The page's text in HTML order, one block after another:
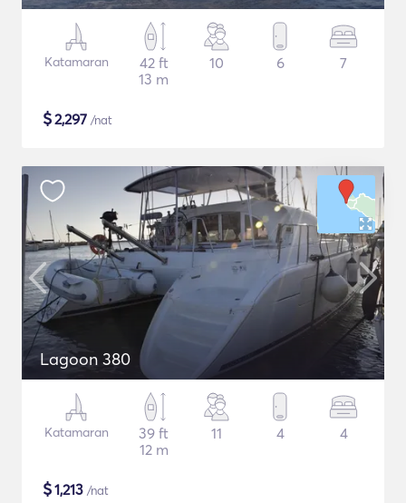
Katamaran
42 ft
13 m
10 6 7
$2,297 /nat
Lagoon 380
Katamaran
39 ft
12 m
11 4 4
$1,213 /nat